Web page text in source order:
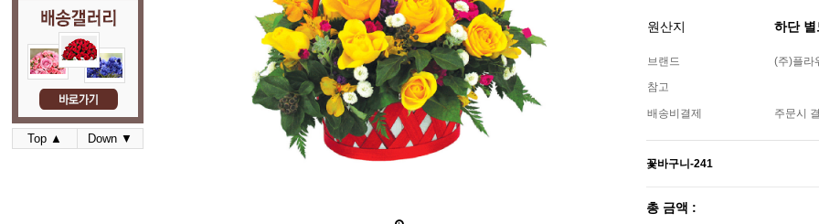
Top ▲ Down ▼
원산지 하단
브랜드
(주)플라
참고
배송비결제 주문시
꽃바구니-241
총 금액 :